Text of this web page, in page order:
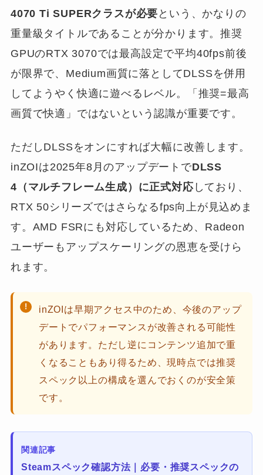
4070 Ti SUPERクラスが必要 という、かなりの
重量級タイトルであることが分かります。推奨
GPUのRTX 3070では最高設定で平均40fps前後
が限界で、Medium画質に落としてDLSSを併用
してようやく快適に遊べるレベル。「推奨=最高
画質で快適」ではないという認識が重要です。
ただしDLSSをオンにすれば大幅に改善します。
inZOIは2025年8月のアップデートでDLSS
4（マルチフレーム生成）に正式対応しており、
RTX 50シリーズではさらなるfps向上が見込めま
す。AMD FSRにも対応しているため、Radeon
ユーザーもアップスケーリングの恩恵を受けら
れます。
inZOIは早期アクセス中のため、今後のアップ
デートでパフォーマンスが改善される可能性
があります。ただし逆にコンテンツ追加で重
くなることもあり得るため、現時点では推奨
スペック以上の構成を選んでおくのが安全策
です。
関連記事
Steamスペック確認方法｜必要・推奨スペックの